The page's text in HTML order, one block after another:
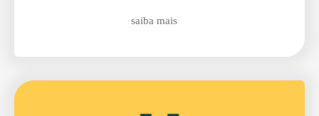
saiba mais